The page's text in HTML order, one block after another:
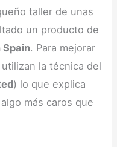
taller de unas
un producto de
Spain. Para mejorar
la técnica del
) lo que explica
más caros que